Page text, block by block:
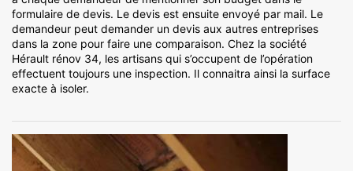
formulaire de devis. Le devis est ensuite envoyé par mail. Le
demandeur peut demander un devis aux autres entreprises
dans la zone pour faire une comparaison. Chez la société
Hérault rénov 34, les artisans qui s’occupent de l’opération
effectuent toujours une inspection. Il connaitra ainsi la surface
exacte à isoler.